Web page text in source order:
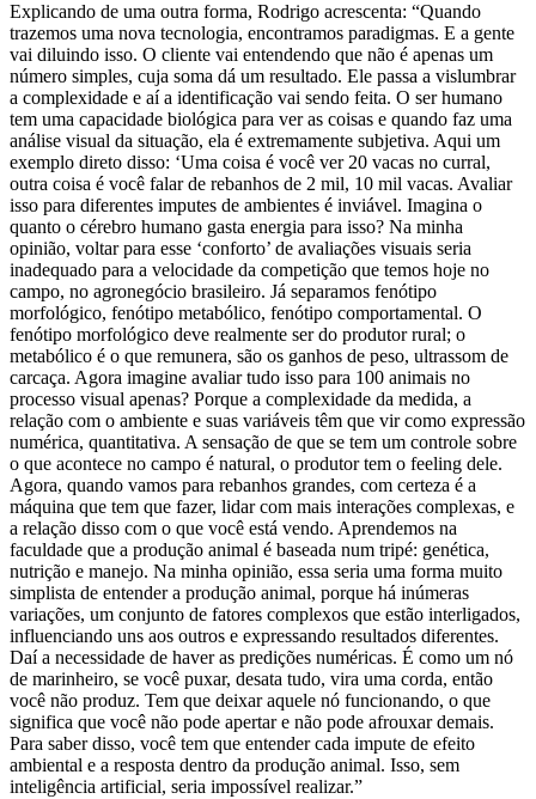
Explicando de uma outra forma, Rodrigo acrescenta: “Quando
trazemos uma nova tecnologia, encontramos paradigmas. E a gente
vai diluindo isso. O cliente vai entendendo que não é apenas um
número simples, cuja soma dá um resultado. Ele passa a vislumbrar
a complexidade e aí a identificação vai sendo feita. O ser humano
tem uma capacidade biológica para ver as coisas e quando faz uma
análise visual da situação, ela é extremamente subjetiva. Aqui um
exemplo direto disso: ‘Uma coisa é você ver 20 vacas no curral,
outra coisa é você falar de rebanhos de 2 mil, 10 mil vacas. Avaliar
isso para diferentes imputes de ambientes é inviável. Imagina o
quanto o cérebro humano gasta energia para isso? Na minha
opinião, voltar para esse ‘conforto’ de avaliações visuais seria
inadequado para a velocidade da competição que temos hoje no
campo, no agronegócio brasileiro. Já separamos fenótipo
morfológico, fenótipo metabólico, fenótipo comportamental. O
fenótipo morfológico deve realmente ser do produtor rural; o
metabólico é o que remunera, são os ganhos de peso, ultrassom de
carcaça. Agora imagine avaliar tudo isso para 100 animais no
processo visual apenas? Porque a complexidade da medida, a
relação com o ambiente e suas variáveis têm que vir como expressão
numérica, quantitativa. A sensação de que se tem um controle sobre
o que acontece no campo é natural, o produtor tem o feeling dele.
Agora, quando vamos para rebanhos grandes, com certeza é a
máquina que tem que fazer, lidar com mais interações complexas, e
a relação disso com o que você está vendo. Aprendemos na
faculdade que a produção animal é baseada num tripé: genética,
nutrição e manejo. Na minha opinião, essa seria uma forma muito
simplista de entender a produção animal, porque há inúmeras
variações, um conjunto de fatores complexos que estão interligados,
influenciando uns aos outros e expressando resultados diferentes.
Daí a necessidade de haver as predições numéricas. É como um nó
de marinheiro, se você puxar, desata tudo, vira uma corda, então
você não produz. Tem que deixar aquele nó funcionando, o que
significa que você não pode apertar e não pode afrouxar demais.
Para saber disso, você tem que entender cada impute de efeito
ambiental e a resposta dentro da produção animal. Isso, sem
inteligência artificial, seria impossível realizar.”